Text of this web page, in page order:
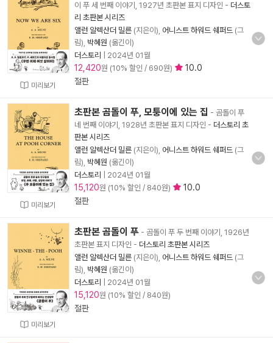
미리보기
이 푸 세 번째 이야기, 1927년 초판본 표지 디자인 - 더스토
리 초판본 시리즈
앨런 알렉산더 밀른 (지은이), 어니스트 하워드 쉐퍼드 (그
림), 박혜원 (옮긴이)
더스토리
2024년 01월
12,420원 (10% 할인 / 690원)
10.0
절판
미리보기
초판본 곰돌이 푸, 모퉁이에 있는 집 - 곰돌이 푸
네 번째 이야기, 1928년 초판본 표지 디자인 - 더스토리 초
판본 시리즈
앨런 알렉산더 밀른 (지은이), 어니스트 하워드 쉐퍼드 (그
림), 박혜원 (옮긴이)
더스토리
2024년 01월
15,120원 (10% 할인 / 840원)
10.0
절판
미리보기
초판본 곰돌이 푸 - 곰돌이 푸 두 번째 이야기, 1926년
초판본 표지 디자인 - 더스토리 초판본 시리즈
앨런 알렉산더 밀른 (지은이), 어니스트 하워드 쉐퍼드 (그
림), 박혜원 (옮긴이)
더스토리
2024년 01월
15,120원 (10% 할인 / 840원)
절판